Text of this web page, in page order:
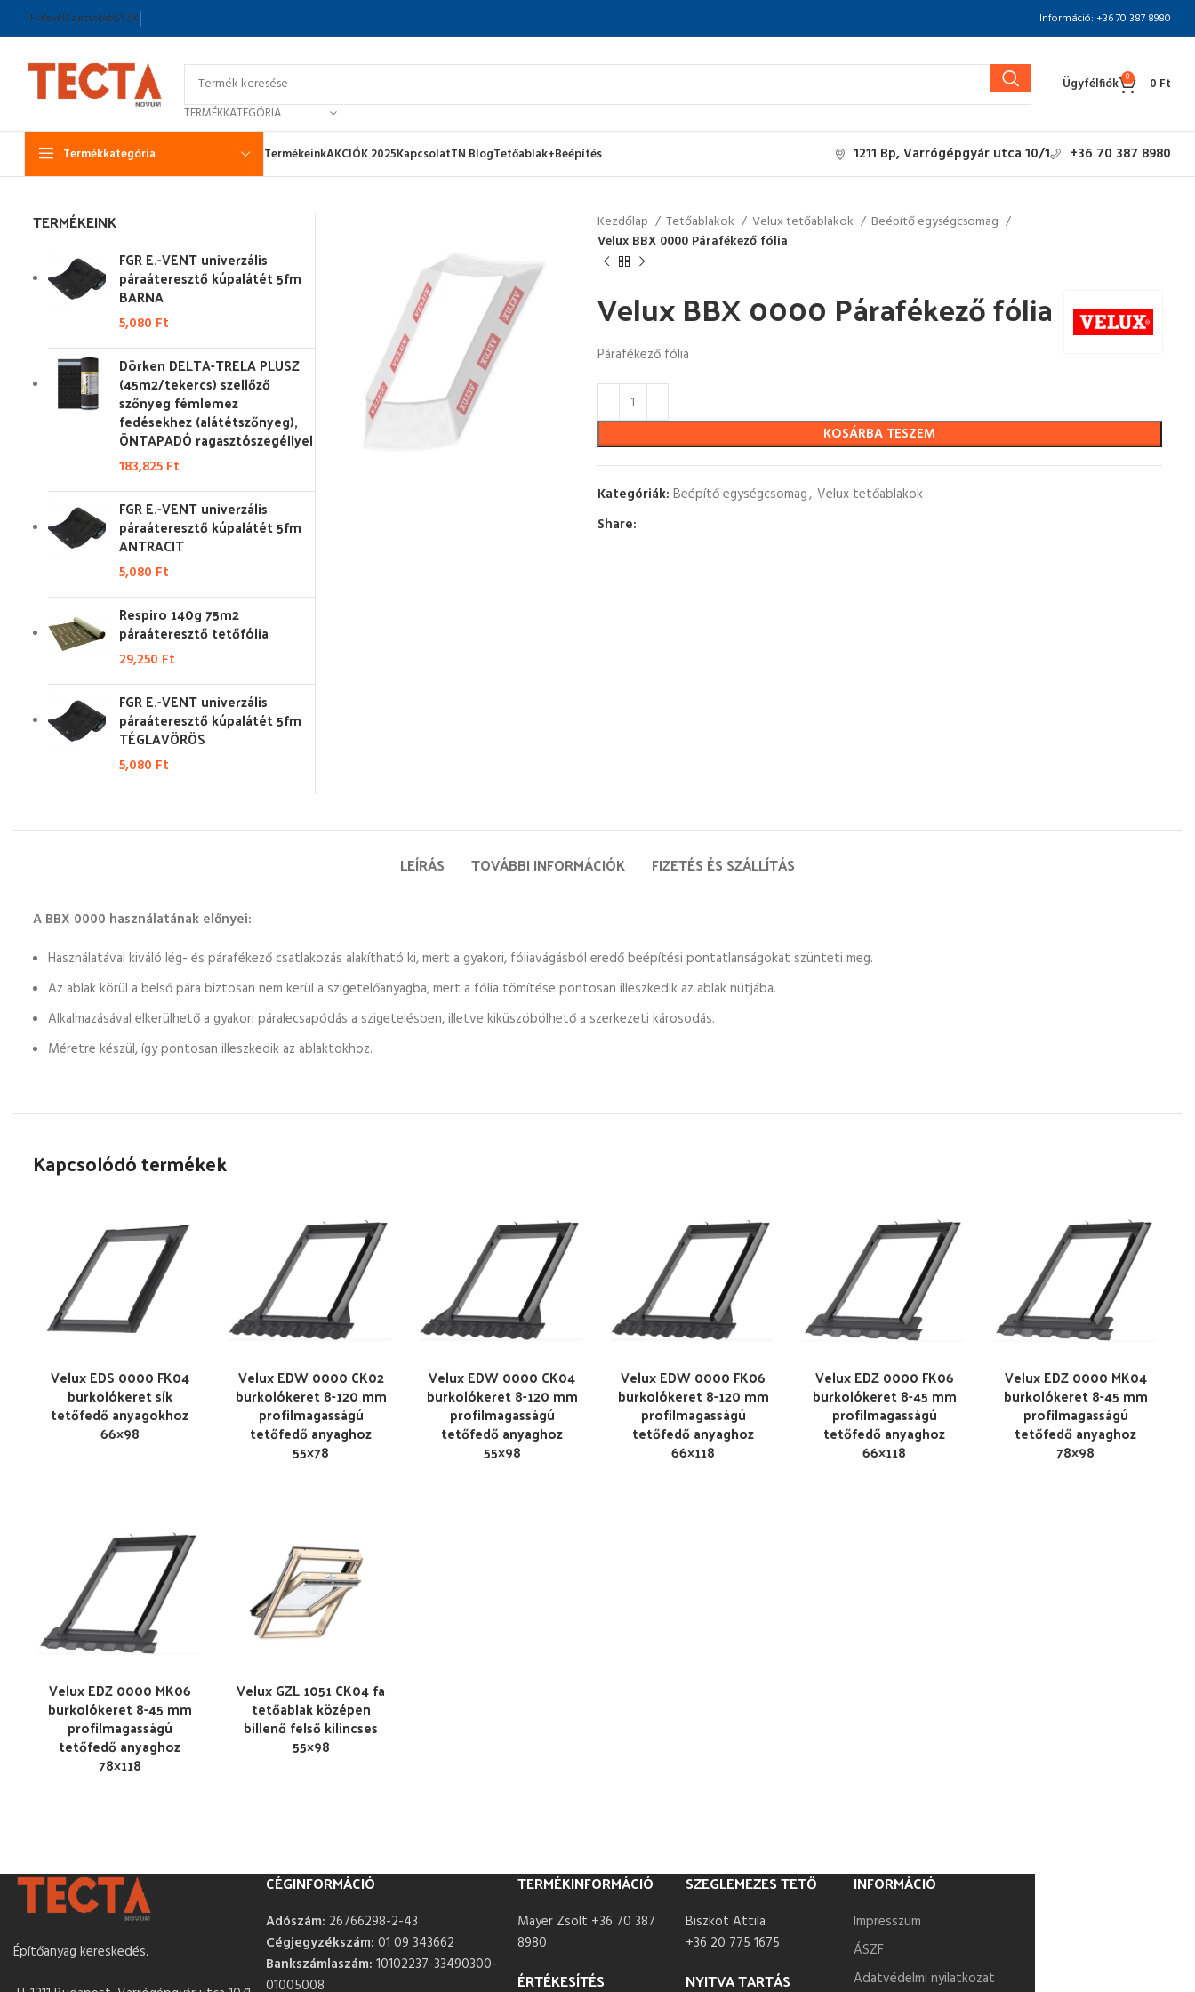
HírlevélKapcsolatGY.I.K. Információ: +36 70 387 8980
TERMÉKKATEGÓRIA
Ügyfélfiók 0 0 Ft
Termékkategória TermékeinkAKCIÓK 2025KapcsolatTN BlogTetőablak+Beépítés 1211 Bp, Varrógépgyár utca 10/1 +36 70 387 8980
Kezdőlap Tetőablakok Velux tetőablakok
Beépítő egységcsomag
Velux BBX 0000 Párafékező fólia
Velux BBX 0000 Párafékező fólia
Párafékező fólia
KOSÁRBA TESZEM
Kategóriák: Beépítő egységcsomag, Velux tetőablakok
Share:
TERMÉKEINK
FGR E.-VENT univerzális
páraáteresztő kúpalátét 5fm
BARNA
5,080 Ft
Dörken DELTA-TRELA PLUSZ
(45m2/tekercs) szellőző
szőnyeg fémlemez
fedésekhez (alátétszőnyeg),
ÖNTAPADÓ ragasztószegéllyel
183,825 Ft
FGR E.-VENT univerzális
páraáteresztő kúpalátét 5fm
ANTRACIT
5,080 Ft
Respiro 140g 75m2
páraáteresztő tetőfólia
29,250 Ft
FGR E.-VENT univerzális
páraáteresztő kúpalátét 5fm
TÉGLAVÖRÖS
5,080 Ft
LEÍRÁS TOVÁBBI INFORMÁCIÓK FIZETÉS ÉS SZÁLLÍTÁS
A BBX 0000 használatának előnyei:
Használatával kiváló lég- és párafékező csatlakozás alakítható ki, mert a gyakori, fóliavágásból eredő beépítési pontatlanságokat szünteti meg.
Az ablak körül a belső pára biztosan nem kerül a szigetelőanyagba, mert a fólia tömítése pontosan illeszkedik az ablak nútjába.
Alkalmazásával elkerülhető a gyakori páralecsapódás a szigetelésben, illetve kiküszöbölhető a szerkezeti károsodás.
Méretre készül, így pontosan illeszkedik az ablaktokhoz.
Kapcsolódó termékek
Velux EDS 0000 FK04
burkolókeret sík
tetőfedő anyagokhoz
66×98
Velux EDW 0000 CK02
burkolókeret 8-120 mm
profilmagasságú
tetőfedő anyaghoz
55×78
Velux EDW 0000 CK04
burkolókeret 8-120 mm
profilmagasságú
tetőfedő anyaghoz
55×98
Velux EDW 0000 FK06
burkolókeret 8-120 mm
profilmagasságú
tetőfedő anyaghoz
66×118
Velux EDZ 0000 FK06
burkolókeret 8-45 mm
profilmagasságú
tetőfedő anyaghoz
66×118
Velux EDZ 0000 MK04
burkolókeret 8-45 mm
profilmagasságú
tetőfedő anyaghoz
78×98
Velux EDZ 0000 MK06
burkolókeret 8-45 mm
profilmagasságú
tetőfedő anyaghoz
78×118
Velux GZL 1051 CK04 fa
tetőablak középen
billenő felső kilincses
55×98
Építőanyag kereskedés.
CÉGINFORMÁCIÓ
Adószám: 26766298-2-43
Cégjegyzékszám: 01 09 343662
Bankszámlaszám: 10102237-33490300-
01005008
TERMÉKINFORMÁCIÓ
Mayer Zsolt +36 70 387
8980
ÉRTÉKESÍTÉS
SZEGLEMEZES TETŐ
Biszkot Attila
+36 20 775 1675
NYITVA TARTÁS
INFORMÁCIÓ
Impresszum
ÁSZF
Adatvédelmi nyilatkozat